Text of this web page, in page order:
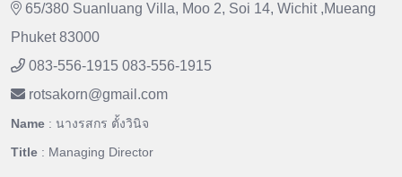
65/380 Suanluang Villa, Moo 2, Soi 14, Wichit ,Mueang
Phuket 83000
083-556-1915 083-556-1915
rotsakorn@gmail.com
Name : นางรสกร ตั้งวินิจ
Title : Managing Director